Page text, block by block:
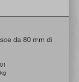
4.9 su 5 stelle
da 80 mm di